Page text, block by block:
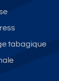
tabagique